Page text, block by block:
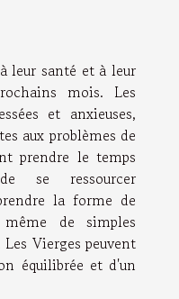
leur santé et à leur
mois. Les
et anxieuses,
aux problèmes de
prendre le temps
se ressourcer
la forme de
de simples
Vierges peuvent
équilibrée et d'un